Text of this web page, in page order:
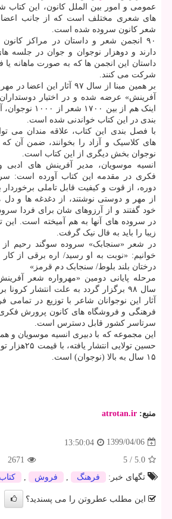
عمومی و امور بین الملل کانون، این کتاب
های شعری مختلف است که از جانب
شعر کانون سروده شده است.
۹۰ انجمن شعر و داستان در مراکز
دارند و دوهزار نوجوان و جوان در جلسه
داستان این انجمن ها که به صورت ماهانه
شرکت می کنند.
بر همین مبنا از سال ۹۷ آثار
آفرینش» عرضه شده و در اختیار
بندی در این کتاب خواندنی شده است.
با فصل بندی این کتاب، علاقه مندان می
های کلاسیک و آزاد را بخوانند، ضمن آن که
نوجوان بخش دیگری از این کتاب است.
انسیه موسویان، مدیر آفرینش های
فکری در مقدمه این کتاب آورده است:
دوره، از قوت و کیفیت قابل تاملی برخوردار
از مهر و دوستی نوشتند، از دغدغه ها و دل
خود گفتند و از آرزوهای شان برای فردا
در سروده های آنها به هم آمیخته است. این
زیبا را باید به فال نیک گرفت.
در شعر «سنجابک» سروده سوگند رحیم از
خوانیم: «نوبت به او رسید/ اره برقی از کار
درختان بلند بلوط/ سنجابک دم قرمز»
مرحله پایانی دومین «مهرواره شعر
سال ۹۸ برگزار گردد به علت انتشار
آثار این نوجوانان شاعر با توزیع در تمامی
فرهنگی و فروشگاه های کانون پرورش فکری
سرتاسر کشور قابل دسترس است.
این مجموعه که با دبیری انسیه موسویان و
حسین تولایی
۱۵ سال به بالا (نوجوان) است.
منبع: atrotan.ir
1399/04/06
13:50:04
5.0
/
5
2671
تگهای خبر:
فرهنگ , فروش , كتاب
این مطلب عطروتن را می پسندید؟